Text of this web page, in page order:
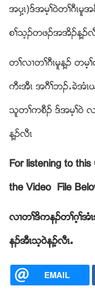
အပွ႔ၚ)ဒ္အမ့ႈ၀ဲတႈဂီ
စႈသ့ဥတဖဥအအိဥန႔ဥလီ
တႈလ႕တႈဂီၚမူန႔ဥ တ
ကီးအီၚ အဂီႈဘဥ’ခဲအံ
သူတႈကစီဥ ဒ္အမ့ႈ၀ဲ လ
န႔ဥလီၚ
For listening to
the Video File
လ႕တႈဒိကနဥတႈဂ့ႈ
နဥအီၚသ့၀ဲနဥ့လီၚ’
EMAIL